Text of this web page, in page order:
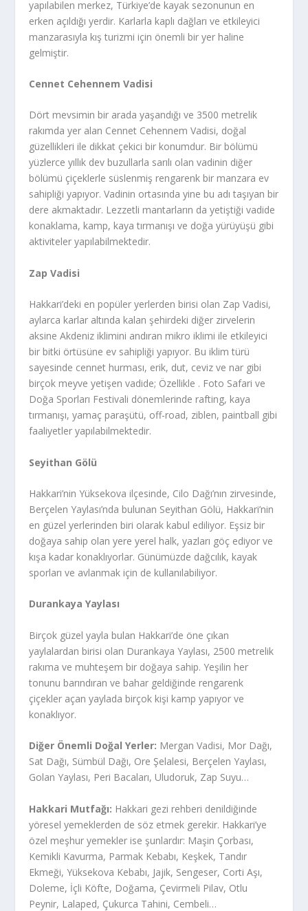
yapılabilen merkez, Türkiye’de kayak sezonunun en
erken açıldığı yerdir. Karlarla kaplı dağları ve etkileyici
manzarasıyla kış turizmi için önemli bir yer haline
gelmiştir.
Cennet Cehennem Vadisi
Dört mevsimin bir arada yaşandığı ve 3500 metrelik
rakımda yer alan Cennet Cehennem Vadisi, doğal
güzellikleri ile dikkat çekici bir konumdur. Bir bölümü
yüzlerce yıllık dev buzullarla sarılı olan vadinin diğer
bölümü çiçeklerle süslenmiş rengarenk bir manzara ev
sahipliği yapıyor. Vadinin ortasında yine bu adı taşıyan bir
dere akmaktadır. Lezzetli mantarların da yetiştiği vadide
konaklama, kamp, kaya tırmanışı ve doğa yürüyüşü gibi
aktiviteler yapılabilmektedir.
Zap Vadisi
Hakkari’deki en popüler yerlerden birisi olan Zap Vadisi,
aylarca karlar altında kalan şehirdeki diğer zirvelerin
aksine Akdeniz iklimini andıran mikro iklimi ile etkileyici
bir bitki örtüsüne ev sahipliği yapıyor. Bu iklim türü
sayesinde cennet hurması, erik, dut, ceviz ve nar gibi
birçok meyve yetişen vadide; Özellikle . Foto Safari ve
Doğa Sporları Festivali dönemlerinde rafting, kaya
tırmanışı, yamaç paraşütü, off-road, ziblen, paintball gibi
faaliyetler yapılabilmektedir.
Seyithan Gölü
Hakkari’nin Yüksekova ilçesinde, Cilo Dağı’nın zirvesinde,
Berçelen Yaylası’nda bulunan Seyithan Gölü, Hakkari’nin
en güzel yerlerinden biri olarak kabul ediliyor. Eşsiz bir
doğaya sahip olan yere yerel halk, yazları göç ediyor ve
kışa kadar konaklıyorlar. Günümüzde dağcılık, kayak
sporları ve avlanmak için de kullanılabiliyor.
Durankaya Yaylası
Birçok güzel yayla bulan Hakkari’de öne çıkan
yaylalardan birisi olan Durankaya Yaylası, 2500 metrelik
rakıma ve muhteşem bir doğaya sahip. Yeşilin her
tonunu barındıran ve bahar geldiğinde rengarenk
çiçekler açan yaylada birçok kişi kamp yapıyor ve
konaklıyor.
Diğer Önemli Doğal Yerler: Mergan Vadisi, Mor Dağı,
Sat Dağı, Sümbül Dağı, Ore Şelalesi, Berçelen Yaylası,
Golan Yaylası, Peri Bacaları, Uludoruk, Zap Suyu…
Hakkari Mutfağı: Hakkari gezi rehberi denildiğinde
yöresel yemeklerden de söz etmek gerekir. Hakkari’ye
özel meşhur yemekler ise şunlardır: Maşin Çorbası,
Kemikli Kavurma, Parmak Kebabı, Keşkek, Tandır
Ekmeği, Yüksekova Kebabı, Jajik, Sengeser, Corti Aşı,
Doleme, İçli Köfte, Doğama, Çevirmeli Pilav, Otlu
Peynir, Lalaped, Çukurca Tahini, Cembeli…